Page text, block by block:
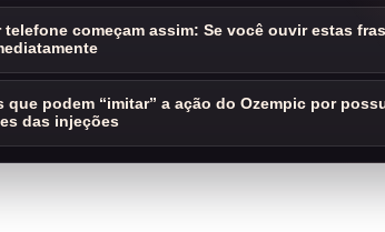
telefone começam assim: Se você ouvir estas
que podem “imitar” a ação do Ozempic por
das injeções